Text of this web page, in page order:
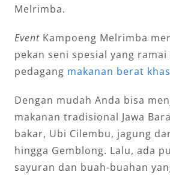
Melrimba.
Event Kampoeng Melrimba
pekan seni spesial yang
pedagang makanan berat
Dengan mudah Anda bisa
makanan tradisional Jawa
bakar, Ubi Cilembu, jagung
hingga Gemblong. Lalu, ada
sayuran dan buah-buahan